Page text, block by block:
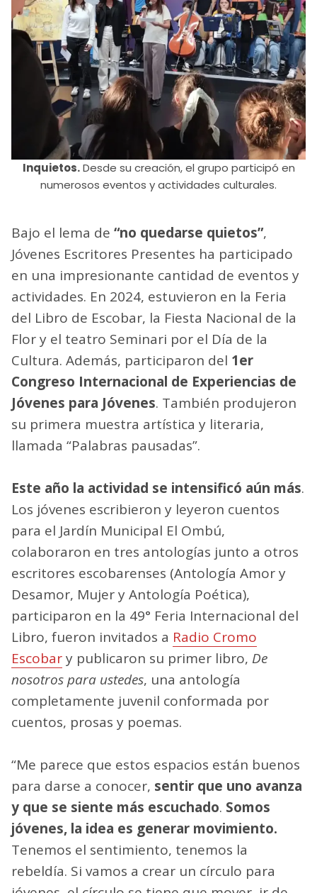
Inquietos.Desde su creación, el grupo participó en
numerosos eventos y actividades culturales.
Bajo el lema de “no quedarse quietos”,
Jóvenes Escritores Presentes ha participado
en una impresionante cantidad de eventos y
actividades. En 2024, estuvieron en la Feria
del Libro de Escobar, la Fiesta Nacional de la
Flor y el teatro Seminari por el Día de la
Cultura. Además, participaron del 1er
Congreso Internacional de Experiencias de
Jóvenes para Jóvenes. También produjeron
su primera muestra artística y literaria,
llamada “Palabras pausadas”.
Este año la actividad se intensificó aún más.
Los jóvenes escribieron y leyeron cuentos
para el Jardín Municipal El Ombú,
colaboraron en tres antologías junto a otros
escritores escobarenses (Antología Amor y
Desamor, Mujer y Antología Poética),
participaron en la 49° Feria Internacional del
Libro, fueron invitados a Radio Cromo
Escobary publicaron su primer libro, De
nosotros para ustedes, una antología
completamente juvenil conformada por
cuentos, prosas y poemas.
“Me parece que estos espacios están buenos
para darse a conocer, sentir que uno avanza
y que se siente más escuchado. Somos
jóvenes, la idea es generar movimiento.
Tenemos el sentimiento, tenemos la
rebeldía. Si vamos a crear un círculo para